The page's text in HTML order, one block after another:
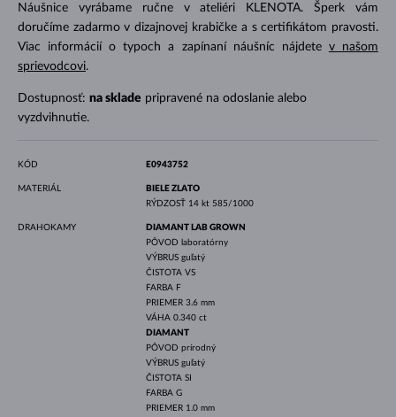
Náušnice vyrábame ručne v ateliéri KLENOTA. Šperk vám
doručíme zadarmo v dizajnovej krabičke a s certifikátom pravosti.
Viac informácií o typoch a zapínaní náušníc nájdete v našom
sprievodcovi.
Dostupnosť: na sklade pripravené na odoslanie alebo
vyzdvihnutie.
KÓD E0943752
MATERIÁL
BIELE ZLATO
RÝDZOSŤ 14 kt 585/1000
DRAHOKAMY
DIAMANT LAB GROWN
PÔVOD laboratórny
VÝBRUS guľatý
ČISTOTA VS
FARBA F
PRIEMER 3.6 mm
VÁHA 0.340 ct
DIAMANT
PÔVOD prírodný
VÝBRUS guľatý
ČISTOTA SI
FARBA G
PRIEMER 1.0 mm